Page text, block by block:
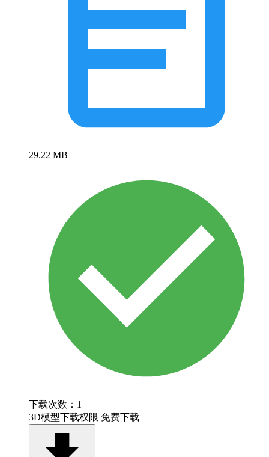
29.22 MB
下载次数：1
3D模型下载权限 免费下载